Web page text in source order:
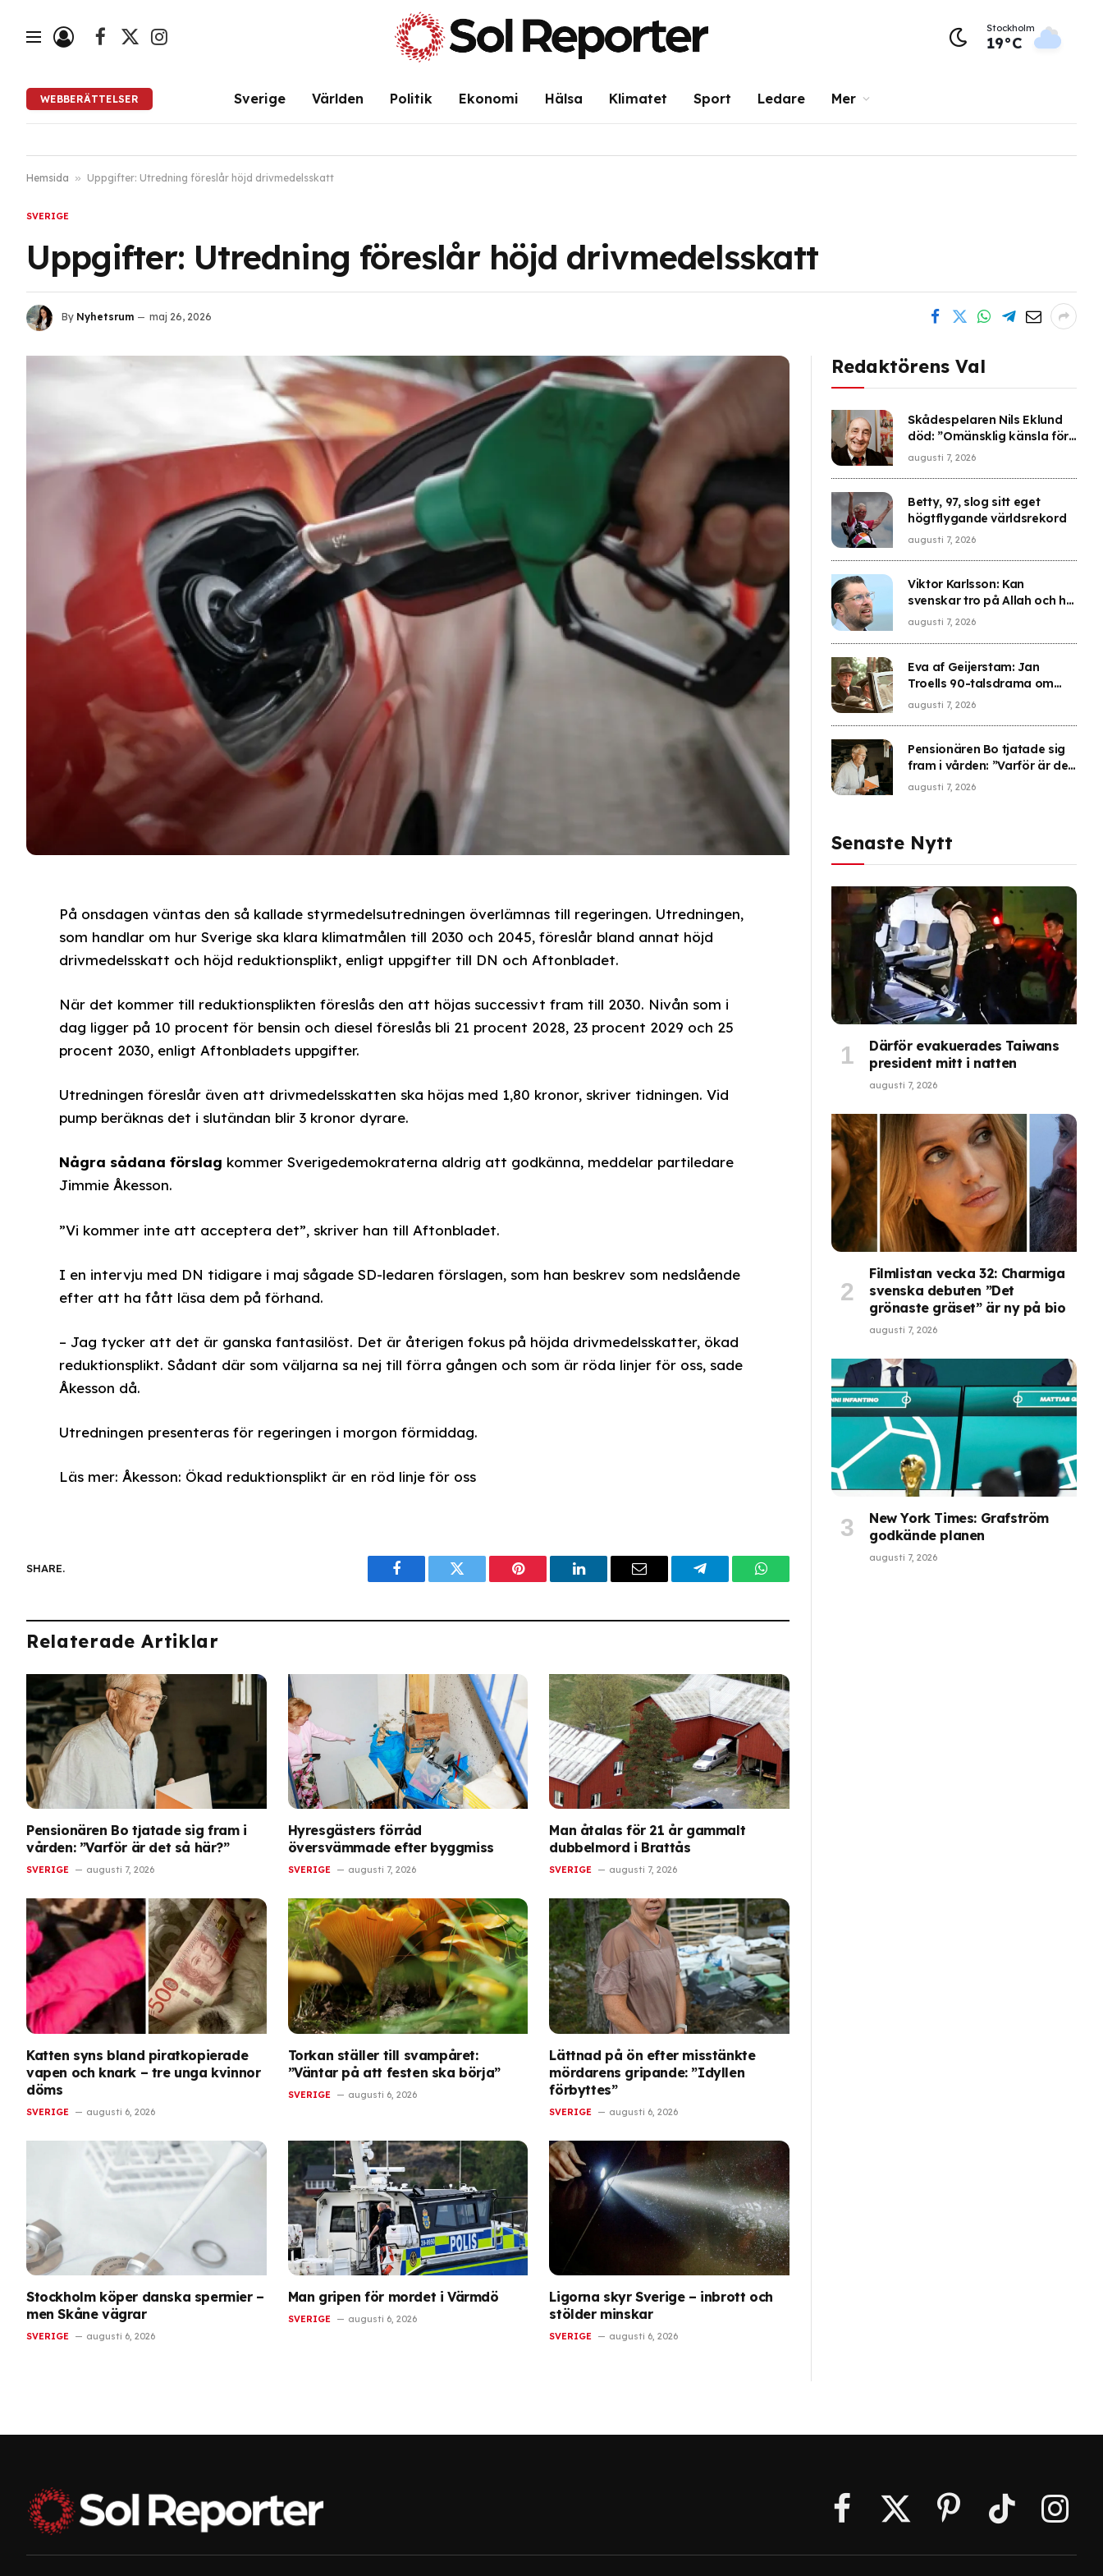
Facebook
X
Instagram
Stockholm
19°C
WEBBERÄTTELSER Sverige Världen Politik Ekonomi Hälsa Klimatet Sport Ledare Mer
Hemsida » Uppgifter: Utredning föreslår höjd drivmedelsskatt
SVERIGE
Uppgifter: Utredning föreslår höjd drivmedelsskatt
By Nyhetsrum maj 26, 2026
På onsdagen väntas den så kallade styrmedelsutredningen överlämnas till regeringen. Utredningen,
som handlar om hur Sverige ska klara klimatmålen till 2030 och 2045, föreslår bland annat höjd
drivmedelsskatt och höjd reduktionsplikt, enligt uppgifter till DN och Aftonbladet.
När det kommer till reduktionsplikten föreslås den att höjas successivt fram till 2030. Nivån som i
dag ligger på 10 procent för bensin och diesel föreslås bli 21 procent 2028, 23 procent 2029 och 25
procent 2030, enligt Aftonbladets uppgifter.
Utredningen föreslår även att drivmedelsskatten ska höjas med 1,80 kronor, skriver tidningen. Vid
pump beräknas det i slutändan blir 3 kronor dyrare.
Några sådana förslag kommer Sverigedemokraterna aldrig att godkänna, meddelar partiledare
Jimmie Åkesson.
”Vi kommer inte att acceptera det”, skriver han till Aftonbladet.
I en intervju med DN tidigare i maj sågade SD-ledaren förslagen, som han beskrev som nedslående
efter att ha fått läsa dem på förhand.
– Jag tycker att det är ganska fantasilöst. Det är återigen fokus på höjda drivmedelsskatter, ökad
reduktionsplikt. Sådant där som väljarna sa nej till förra gången och som är röda linjer för oss, sade
Åkesson då.
Utredningen presenteras för regeringen i morgon förmiddag.
Läs mer: Åkesson: Ökad reduktionsplikt är en röd linje för oss
SHARE.
FacebookTwitter PinterestLinkedInEmail TelegramWhatsApp
Relaterade Artiklar
Pensionären Bo tjatade sig fram i
vården: ”Varför är det så här?”
SVERIGE augusti 7, 2026
Hyresgästers förråd
översvämmade efter byggmiss
SVERIGE augusti 7, 2026
Man åtalas för 21 år gammalt
dubbelmord i Brattås
SVERIGE augusti 7, 2026
Katten syns bland piratkopierade
vapen och knark – tre unga kvinnor
döms
SVERIGE augusti 6, 2026
Torkan ställer till svampåret:
”Väntar på att festen ska börja”
SVERIGE augusti 6, 2026
Lättnad på ön efter misstänkte
mördarens gripande: ”Idyllen
förbyttes”
SVERIGE augusti 6, 2026
Stockholm köper danska spermier –
men Skåne vägrar
SVERIGE augusti 6, 2026
Man gripen för mordet i Värmdö
SVERIGE augusti 6, 2026
Ligorna skyr Sverige – inbrott och
stölder minskar
SVERIGE augusti 6, 2026
Redaktörens Val
Skådespelaren Nils Eklund
död: ”Omänsklig känsla för
komisk tajming”
augusti 7, 2026
Betty, 97, slog sitt eget
högtflygande världsrekord
augusti 7, 2026
Viktor Karlsson: Kan
svenskar tro på Allah och ha
fel dna?
augusti 7, 2026
Eva af Geijerstam: Jan
Troells 90-talsdrama om
Knut Hamsun är dödligt
augusti 7, 2026
Pensionären Bo tjatade sig
fram i vården: ”Varför är det
så här?”
augusti 7, 2026
Senaste Nytt
Därför evakuerades Taiwans
president mitt i natten
augusti 7, 2026
Filmlistan vecka 32: Charmiga
svenska debuten ”Det
grönaste gräset” är ny på bio
augusti 7, 2026
New York Times: Grafström
godkände planen
augusti 7, 2026
FacebookX
Pinterest TikTok